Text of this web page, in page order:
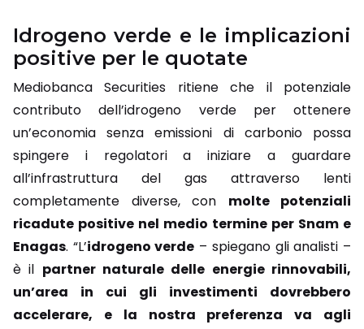
Idrogeno verde e le implicazioni
positive per le quotate
Mediobanca Securities ritiene che il potenziale
contributo dell’idrogeno verde per ottenere
un’economia senza emissioni di carbonio possa
spingere i regolatori a iniziare a guardare
all’infrastruttura del gas attraverso lenti
completamente diverse, con molte potenziali
ricadute positive nel medio termine per Snam e
Enagas. “L’idrogeno verde – spiegano gli analisti –
è il partner naturale delle energie rinnovabili,
un’area in cui gli investimenti dovrebbero
accelerare, e la nostra preferenza va agli